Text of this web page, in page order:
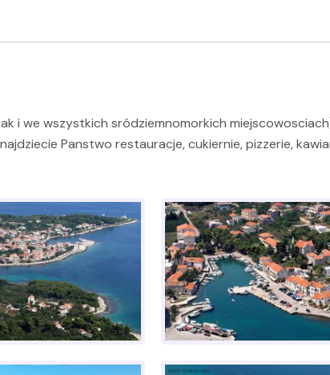
i we wszystkich sródziemnomorkich
Panstwo restauracje, cukiernie, pizzerie,